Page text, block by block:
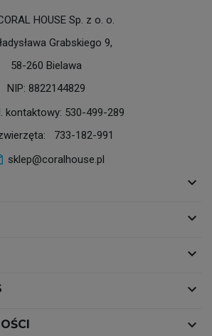
HOUSE Sp. z o. o.
Grabskiego 9,
58-260 Bielawa
NIP: 8822144829
kontaktowy: 530-499-289
733-182-991
sklep@coralhouse.pl
keyboard_arrow_down
keyboard_arrow_down
keyboard_arrow_down
keyboard_arrow_down
keyboard_arrow_down